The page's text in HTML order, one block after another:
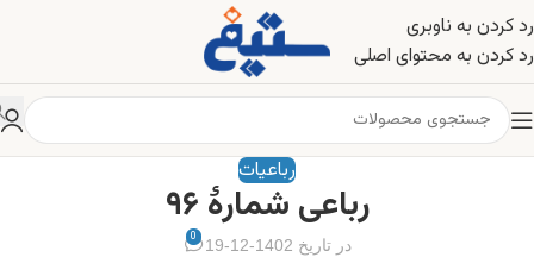
رد کردن به ناوبری
رد کردن به محتوای اصلی
رباعیات
رباعی شمارهٔ ۹۶
در تاریخ 1402-12-19 0